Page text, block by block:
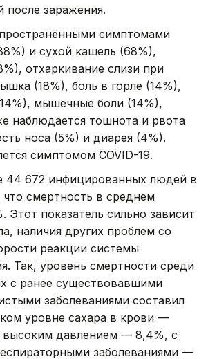
после заражения.
симптомами
и сухой кашель (68%),
отхаркивание слизи при
(18%), боль в горле (14%),
мышечные боли (14%),
наблюдается тошнота и рвота
носа (5%) и диарея (4%).
симптомом COVID-19.
44 672 инфицированных людей в
что смертность в среднем
Этот показатель сильно зависит
наличия других проблем со
реакции системы
Так, уровень смертности среди
с ранее существовавшими
заболеваниями составил
уровне сахара в крови —
давлением — 8,4%, с
заболеваниями —